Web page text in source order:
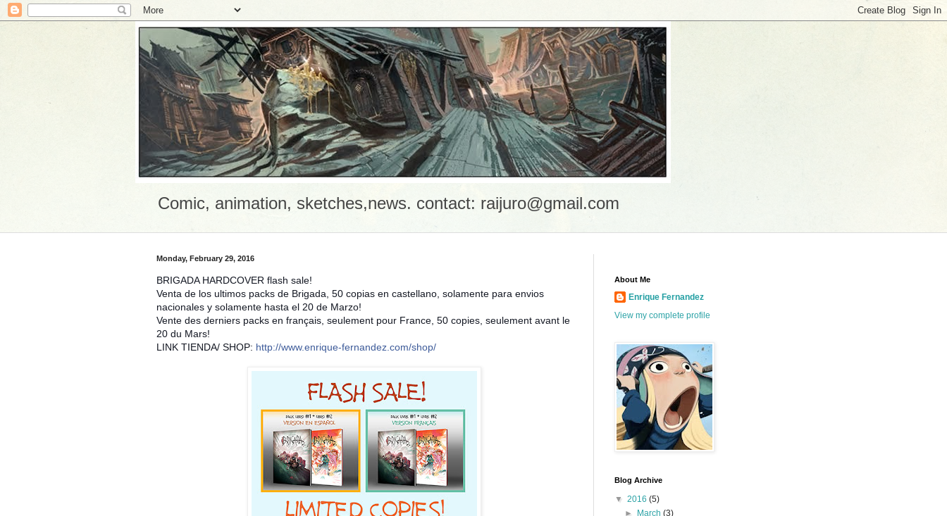
Comic, animation, sketches,news. contact: raijuro@gmail.com
Monday, February 29, 2016
BRIGADA HARDCOVER flash sale!
Venta de los ultimos packs de Brigada, 50 copias en castellano, solamente para envios
nacionales y solamente hasta el 20 de Marzo!
Vente des derniers packs en français, seulement pour France, 50 copies, seulement avant le
20 du Mars!
LINK TIENDA/ SHOP: http://www.enrique-fernandez.com/shop/
About Me
Enrique Fernandez
View my complete profile
Blog Archive
▼ 2016 (5)
►
March(3)